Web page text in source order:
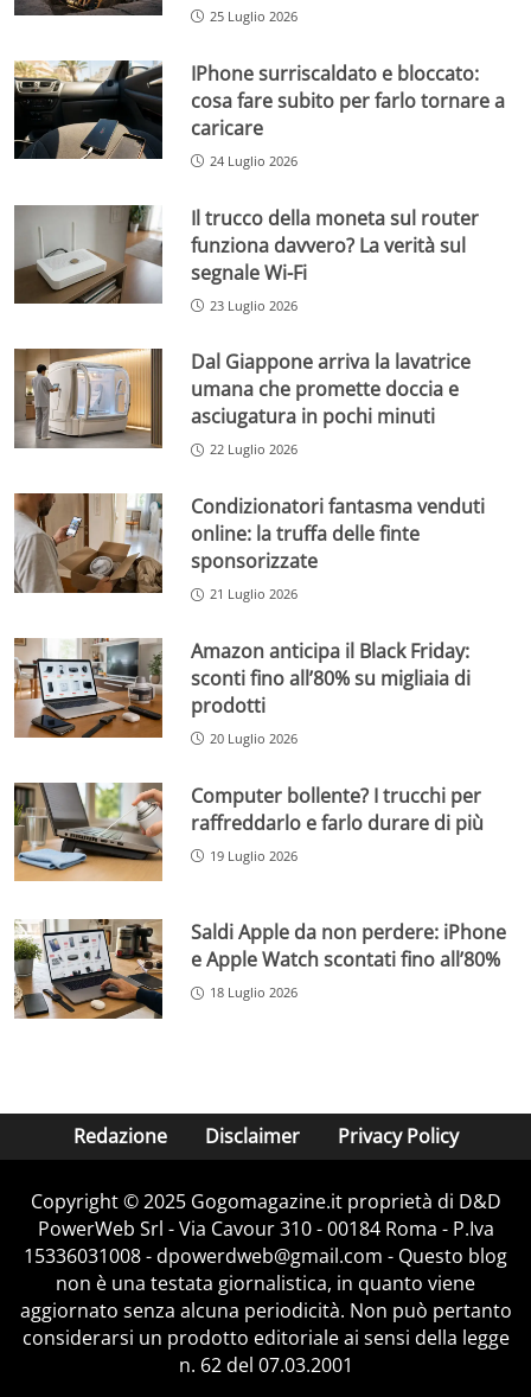
25 Luglio 2026
IPhone surriscaldato e bloccato:
cosa fare subito per farlo tornare a
caricare
24 Luglio 2026
Il trucco della moneta sul router
funziona davvero? La verità sul
segnale Wi-Fi
23 Luglio 2026
Dal Giappone arriva la lavatrice
umana che promette doccia e
asciugatura in pochi minuti
22 Luglio 2026
Condizionatori fantasma venduti
online: la truffa delle finte
sponsorizzate
21 Luglio 2026
Amazon anticipa il Black Friday:
sconti fino all’80% su migliaia di
prodotti
20 Luglio 2026
Computer bollente? I trucchi per
raffreddarlo e farlo durare di più
19 Luglio 2026
Saldi Apple da non perdere: iPhone
e Apple Watch scontati fino all’80%
18 Luglio 2026
Redazione Disclaimer Privacy Policy
Copyright © 2025 Gogomagazine.it proprietà di D&D
PowerWeb Srl - Via Cavour 310 - 00184 Roma - P.Iva
15336031008 - dpowerdweb@gmail.com - Questo blog
non è una testata giornalistica, in quanto viene
aggiornato senza alcuna periodicità. Non può pertanto
considerarsi un prodotto editoriale ai sensi della legge
n. 62 del 07.03.2001